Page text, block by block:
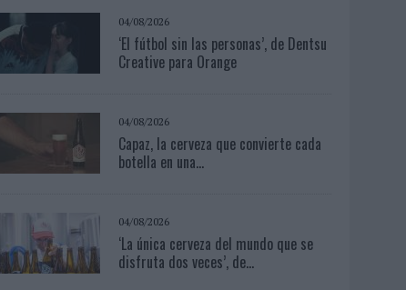
04/08/2026
‘El fútbol sin las personas’, de Dentsu
Creative para Orange
04/08/2026
Capaz, la cerveza que convierte cada
botella en una...
04/08/2026
‘La única cerveza del mundo que se
disfruta dos veces’, de...